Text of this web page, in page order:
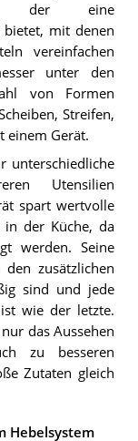
der eine
bietet, mit denen
vereinfachen
unter den
von Formen
Streifen,
einem Gerät.
unterschiedliche
Utensilien
spart wertvolle
in der Küche, da
werden. Seine
den zusätzlichen
sind und jede
wie der letzte.
das Aussehen
zu besseren
Zutaten gleich
Hebelsystem